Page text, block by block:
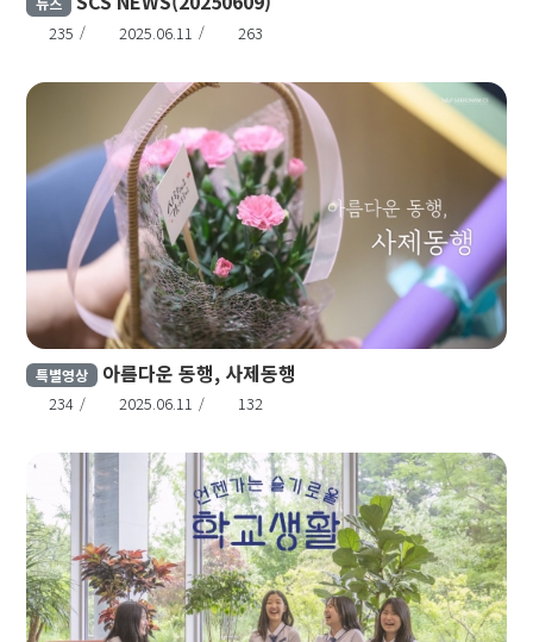
235 2025.06.11 263
특별영상 아름다운 동행, 사제동행
234 2025.06.11 132